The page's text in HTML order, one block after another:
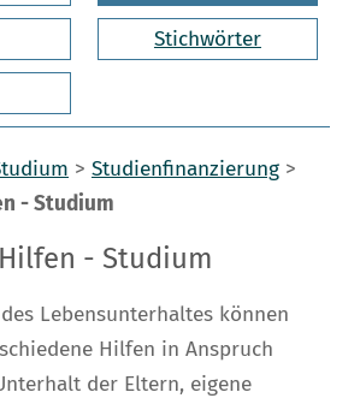
Stichwörter
> Studienfinanzierung >
- Studium
- Studium
Lebensunterhaltes können
Hilfen in Anspruch
der Eltern, eigene